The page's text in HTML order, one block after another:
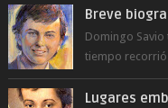
Breve
Domingo Savio
tiempo recorrió
del Espíritu
Lugares